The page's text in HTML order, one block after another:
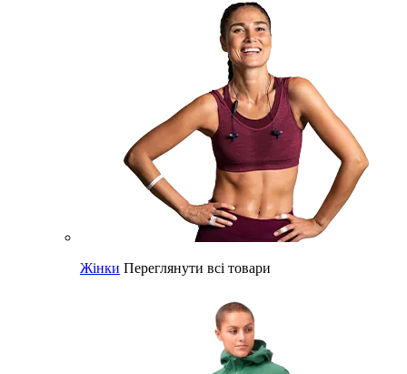
Жінки Переглянути всі товари